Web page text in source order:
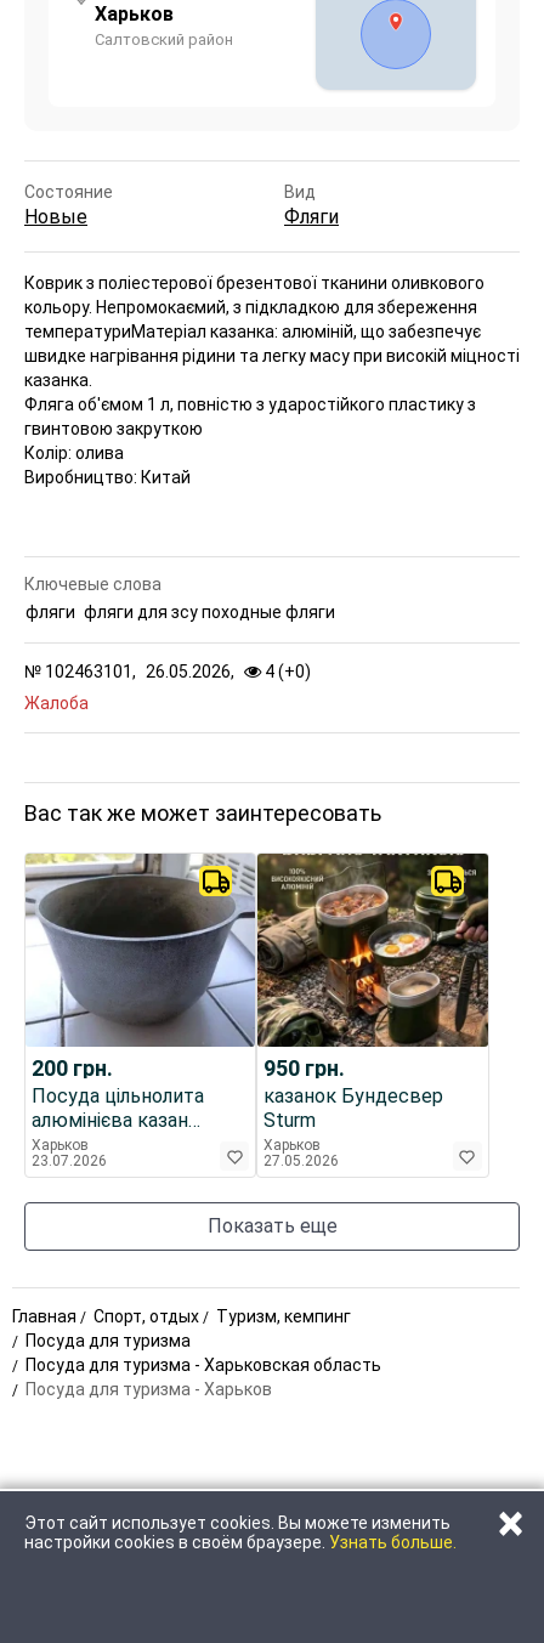
Харьков
Салтовский район
Состояние
Новые
Вид
Фляги
Коврик з поліестерової брезентової тканини оливкового
кольору. Непромокаємий, з підкладкою для збереження
температуриМатеріал казанка: алюміній, що забезпечує
швидке нагрівання рідини та легку масу при високій міцності
казанка.
Фляга об'ємом 1 л, повністю з ударостійкого пластику з
гвинтовою закруткою
Колір: олива
Виробництво: Китай
№ 102463101, 26.05.2026, 4 (+0)
Жалоба
Ключевые слова
фляги фляги для зсу походные фляги
Вас так же может заинтересовать
200 грн.
Посуда цільнолита
алюмінієва казан
казанок каструля
кастрюля невелика,
Харьков
23.07.2026
950 грн.
казанок Бундесвер
Sturm
Харьков
27.05.2026
Показать еще
Главная Спорт, отдых
Туризм, кемпинг
Посуда для туризма
Посуда для туризма - Харьковская область
Посуда для туризма - Харьков
Этот сайт использует cookies. Вы можете изменить
настройки cookies в своём браузере. Узнать больше. ×
ПОЗВОНИТЬ НАПИСАТЬ